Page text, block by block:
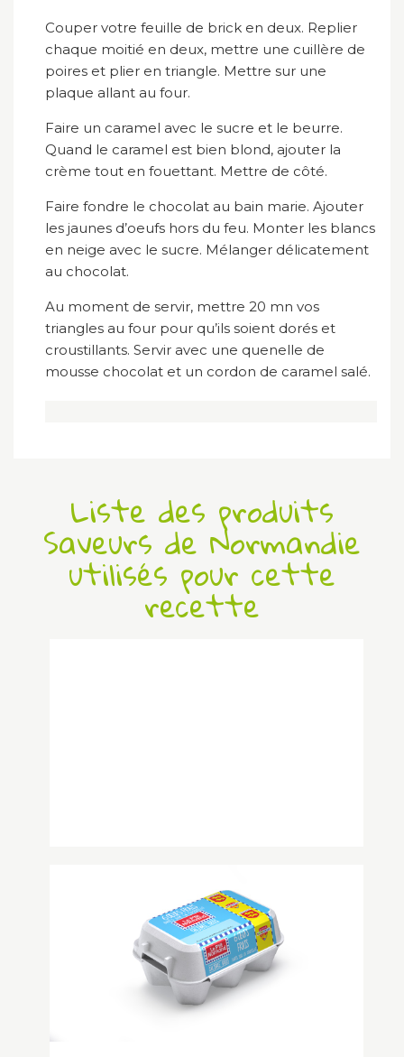
Couper votre feuille de brick en deux. Replier
chaque moitié en deux, mettre une cuillère de
poires et plier en triangle. Mettre sur une
plaque allant au four.
Faire un caramel avec le sucre et le beurre.
Quand le caramel est bien blond, ajouter la
crème tout en fouettant. Mettre de côté.
Faire fondre le chocolat au bain marie. Ajouter
les jaunes d’oeufs hors du feu. Monter les blancs
en neige avec le sucre. Mélanger délicatement
au chocolat.
Au moment de servir, mettre 20 mn vos
triangles au four pour qu’ils soient dorés et
croustillants. Servir avec une quenelle de
mousse chocolat et un cordon de caramel salé.
Liste des produits
Saveurs de Normandie
utilisés pour cette
recette